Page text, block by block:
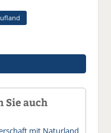
Sie auch
mit Naturland